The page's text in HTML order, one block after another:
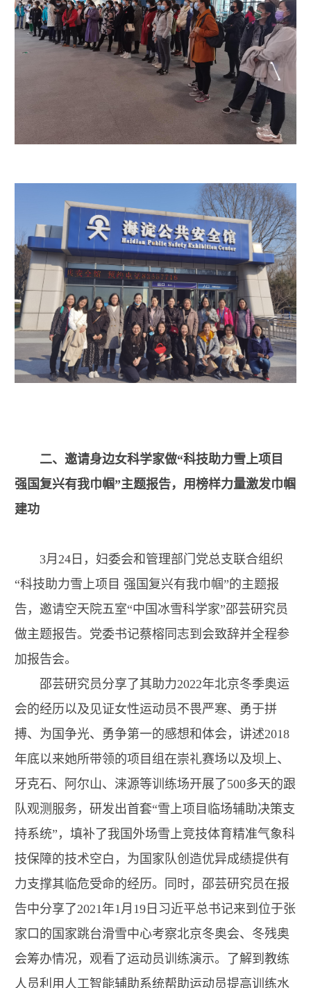
二、邀请身边女科学家做“科技助力雪上项目
强国复兴有我巾帼”主题报告，用榜样力量激发巾帼
建功
3月24日，妇委会和管理部门党总支联合组织
“科技助力雪上项目 强国复兴有我巾帼”的主题报
告，邀请空天院五室“中国冰雪科学家”邵芸研究员
做主题报告。党委书记蔡榕同志到会致辞并全程参
加报告会。
邵芸研究员分享了其助力2022年北京冬季奥运
会的经历以及见证女性运动员不畏严寒、勇于拼
搏、为国争光、勇争第一的感想和体会，讲述2018
年底以来她所带领的项目组在崇礼赛场以及坝上、
牙克石、阿尔山、涞源等训练场开展了500多天的跟
队观测服务，研发出首套“雪上项目临场辅助决策支
持系统”，填补了我国外场雪上竞技体育精准气象科
技保障的技术空白，为国家队创造优异成绩提供有
力支撑其临危受命的经历。同时，邵芸研究员在报
告中分享了2021年1月19日习近平总书记来到位于张
家口的国家跳台滑雪中心考察北京冬奥会、冬残奥
会筹办情况，观看了运动员训练演示。了解到教练
人员利用人工智能辅助系统帮助运动员提高训练水